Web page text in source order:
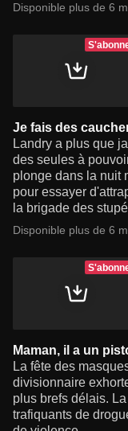
Disponible plus de 6
Je fais des
Landry a plus que
des seules à
plonge dans la nuit
pour essayer
la brigade des
Disponible plus de 6
Maman, il a un
La fête des
divisionnaire
plus brefs délais.
trafiquants de